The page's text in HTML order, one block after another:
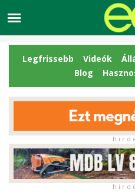
Legfrissebb Videók
Blog
h i r d
h i r d